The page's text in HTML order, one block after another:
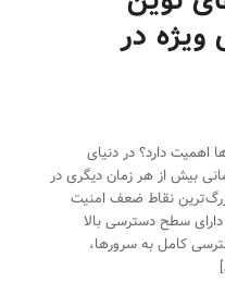
در
اهمیت دارد؟ در دنیای
بیش از هر زمان دیگری در
نقاط ضعف امنیت
سطح دسترسی بالا
کامل به سرورها،